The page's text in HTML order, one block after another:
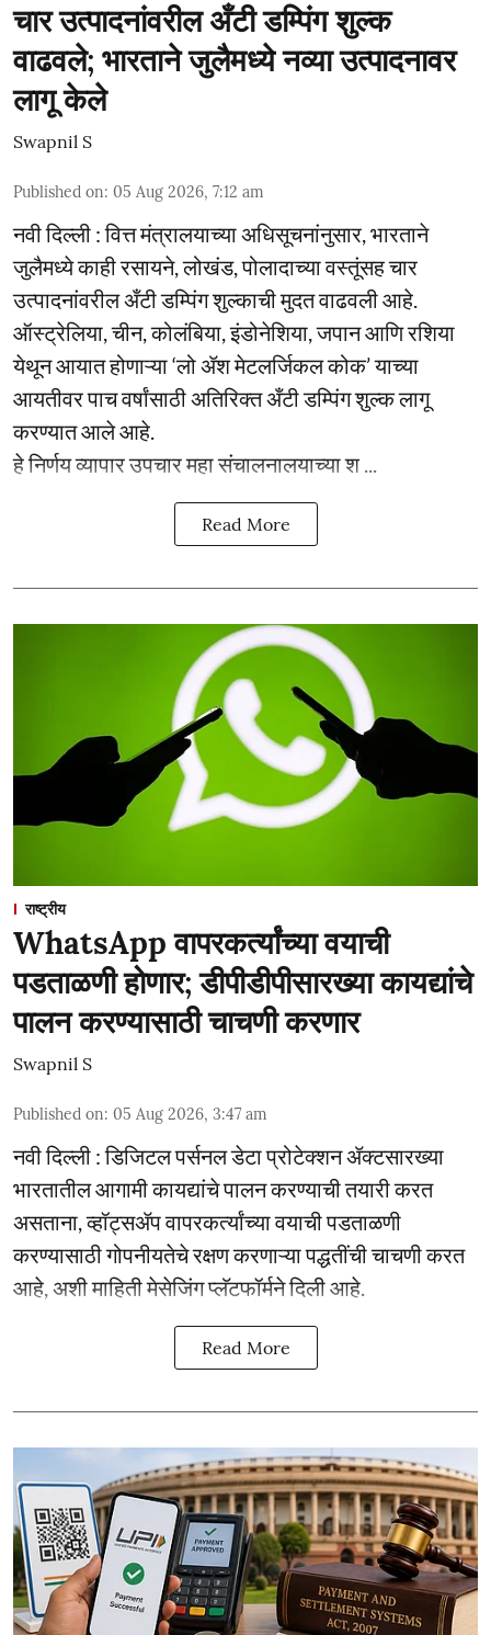
चार उत्पादनांवरील अँटी डम्पिंग शुल्क
वाढवले; भारताने जुलैमध्ये नव्या उत्पादनावर
लागू केले
Swapnil S
Published on: 05 Aug 2026, 7:12 am
नवी दिल्ली : वित्त मंत्रालयाच्या अधिसूचनांनुसार, भारताने
जुलैमध्ये काही रसायने, लोखंड, पोलादाच्या वस्तूंसह चार
उत्पादनांवरील अँटी डम्पिंग शुल्काची मुदत वाढवली आहे.
ऑस्ट्रेलिया, चीन, कोलंबिया, इंडोनेशिया, जपान आणि रशिया
येथून आयात होणाऱ्या ‘लो ॲश मेटलर्जिकल कोक’ याच्या
आयतीवर पाच वर्षांसाठी अतिरिक्त अँटी डम्पिंग शुल्क लागू
करण्यात आले आहे.
हे निर्णय व्यापार उपचार महा संचालनालयाच्या श ...
Read More
राष्ट्रीय
WhatsApp वापरकर्त्यांच्या वयाची
पडताळणी होणार; डीपीडीपीसारख्या कायद्यांचे
पालन करण्यासाठी चाचणी करणार
Swapnil S
Published on: 05 Aug 2026, 3:47 am
नवी दिल्ली : डिजिटल पर्सनल डेटा प्रोटेक्शन ॲक्टसारख्या
भारतातील आगामी कायद्यांचे पालन करण्याची तयारी करत
असताना, व्हॉट्सॲप वापरकर्त्यांच्या वयाची पडताळणी
करण्यासाठी गोपनीयतेचे रक्षण करणाऱ्या पद्धतींची चाचणी करत
आहे, अशी माहिती मेसेजिंग प्लॅटफॉर्मने दिली आहे.
Read More